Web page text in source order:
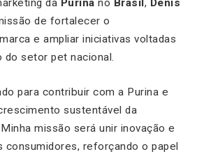
da Purina no Brasil, Denis
de fortalecer o
e ampliar iniciativas voltadas
do setor pet nacional.
para contribuir com a Purina e
sustentável da
missão será unir inovação e
consumidores, reforçando o papel